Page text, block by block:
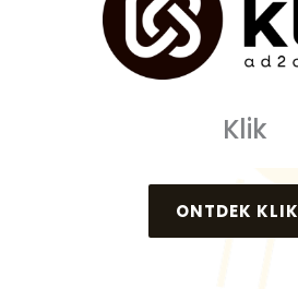
Klik
ONTDEK KLIK